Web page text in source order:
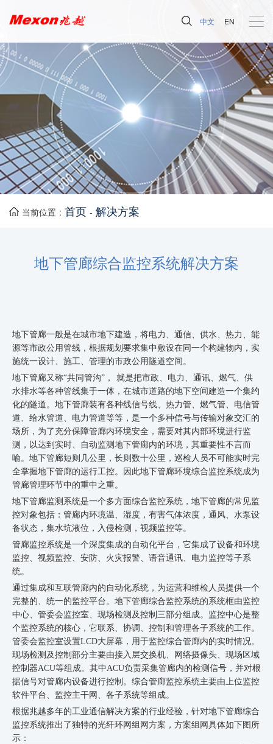
中文 EN
当前位置 : 首页 - 解决方案
地下管廊综合监控系统解决方案
地下管廊一般是在城市地下建造，将电力、通信、供水、热力、能
源等市政公用管线，根据规划要求集中敷设在同一个构建物内，实
施统一设计、施工、管理的市政公用隧道空间。
地下管廊又称“共同管沟”， 就是把市政、电力、通讯、燃气、供
水排水等各种管线集于一体，在城市道路的地下空间建造一个集约
化的隧道。地下管廊装有各种线信号线、热力管、燃气管、电信管
道、给水管道、电力管道等等，是一个多种信号与传输对象交汇的
场所，为了充分保障管廊内环境安全，需要对其内部环境进行监
测，以达到实时、自动监测地下管廊内的环境，其重要性不言而
喻。地下管廊短则几公里，长则数十公里，巡检人员不可能实时完
全掌握地下管廊的运行工控。因此地下管廊环境综合监控系统成为
管廊管理环节中的重中之重。
地下管廊监测系统是一个多方面综合监控系统，地下管廊的常见监
控对象包括：管廊内环境温、湿度，有害气体浓度，通风、水泵设
备状态，集水坑液位，入侵检测，视频监控等。
管廊监控系统是一个深度集成的自动化平台，它集成了设备和环境
监控、视频监控、安防、火灾报警、语音通讯、电力监控等子系
统。
通过集成和互联管廊内的自动化系统，为运营和维检人员提供一个
完整的、统一的监控平台。地下管廊综合监控系统的系统框由监控
中心、管委会监控室、现场检测及控制三部分组成。监控中心是整
个监控系统的核心，它联系、协调、控制和管理各子系统的工作。
管委会监控室设置LCD大屏幕，用于监控综合管廊内的实时情况。
现场检测及控制部分主要由接入层交换机、网络摄像头、现场区域
控制器ACU等组成。其中ACU负责采集管廊内的检测信号，并对根
据信号对管廊内设备进行控制。综合管廊监控系统主要由上位监控
软件平台、监控主干网、各子系统等组成。
根据兆越多年的工业通信解决方案的行业经验，针对地下管廊综合
监控系统推出了独特的光纤环网组网方案，方案组网具体如下图所
示：